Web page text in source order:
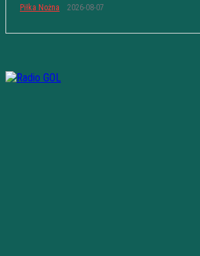
Piłka Nożna 2026-08-07